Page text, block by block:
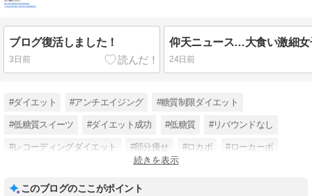
ブログ復活しました！
3日前 24日前
#ダイエット #アンチエイジング #糖質制限ダイエット
#低糖質スイーツ #ダイエット成功 #低糖質 #リバウンドなし
#レコーディングダイエット #部分痩せ #ロカボ #ローカーボ
続きを表示
このブログのここがポイント